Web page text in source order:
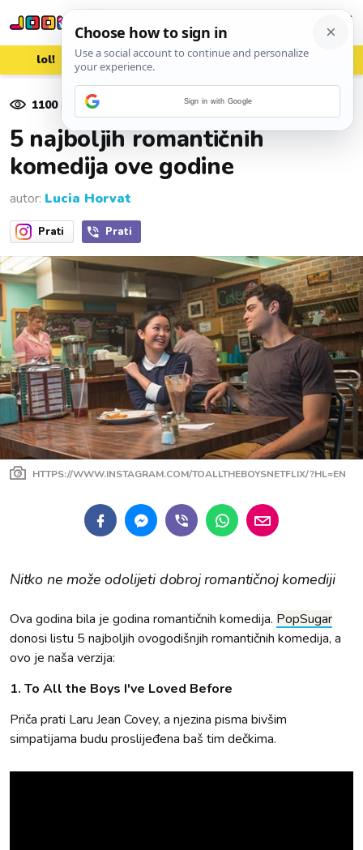
lol! aww vrh! woot?!
1100pregleda
5 najboljih romantičnih
komedija ove godine
autor: Lucia Horvat
Prati Prati
HTTPS://WWW.INSTAGRAM.COM/TOALLTHEBOYSNETFLIX/?HL=EN
Nitko ne može odolijeti dobroj romantičnoj komediji
Ova godina bila je godina romantičnih komedija. PopSugar
donosi listu 5 najboljih ovogodišnjih romantičnih komedija, a
ovo je naša verzija:
1. To All the Boys I've Loved Before
Priča prati Laru Jean Covey, a njezina pisma bivšim
simpatijama budu proslijeđena baš tim dečkima.
Sign in with Google